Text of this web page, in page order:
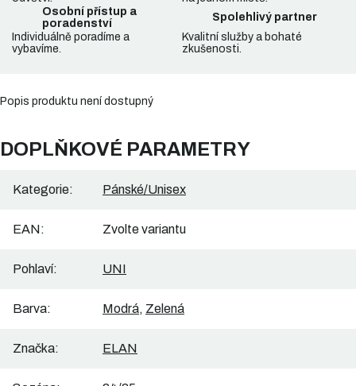
Osobní přístup a
poradenství
Individuálně poradíme a
vybavíme.
Spolehlivý partner
Kvalitní služby a bohaté
zkušenosti.
Popis produktu není dostupný
DOPLŇKOVÉ PARAMETRY
Kategorie: Pánské/Unisex
EAN: Zvolte variantu
Pohlaví: UNI
Barva: Modrá, Zelená
Značka: ELAN